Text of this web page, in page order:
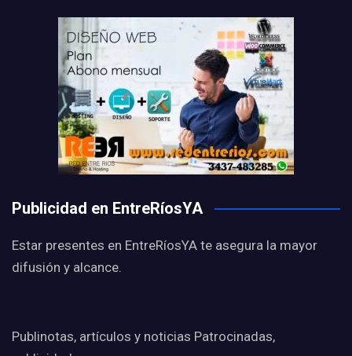
Publicidad en EntreRíosYA
Estar presentes en EntreRíosYA te asegura la mayor
difusión y alcance.
Publinotas, artículos y noticias Patrocinadas,